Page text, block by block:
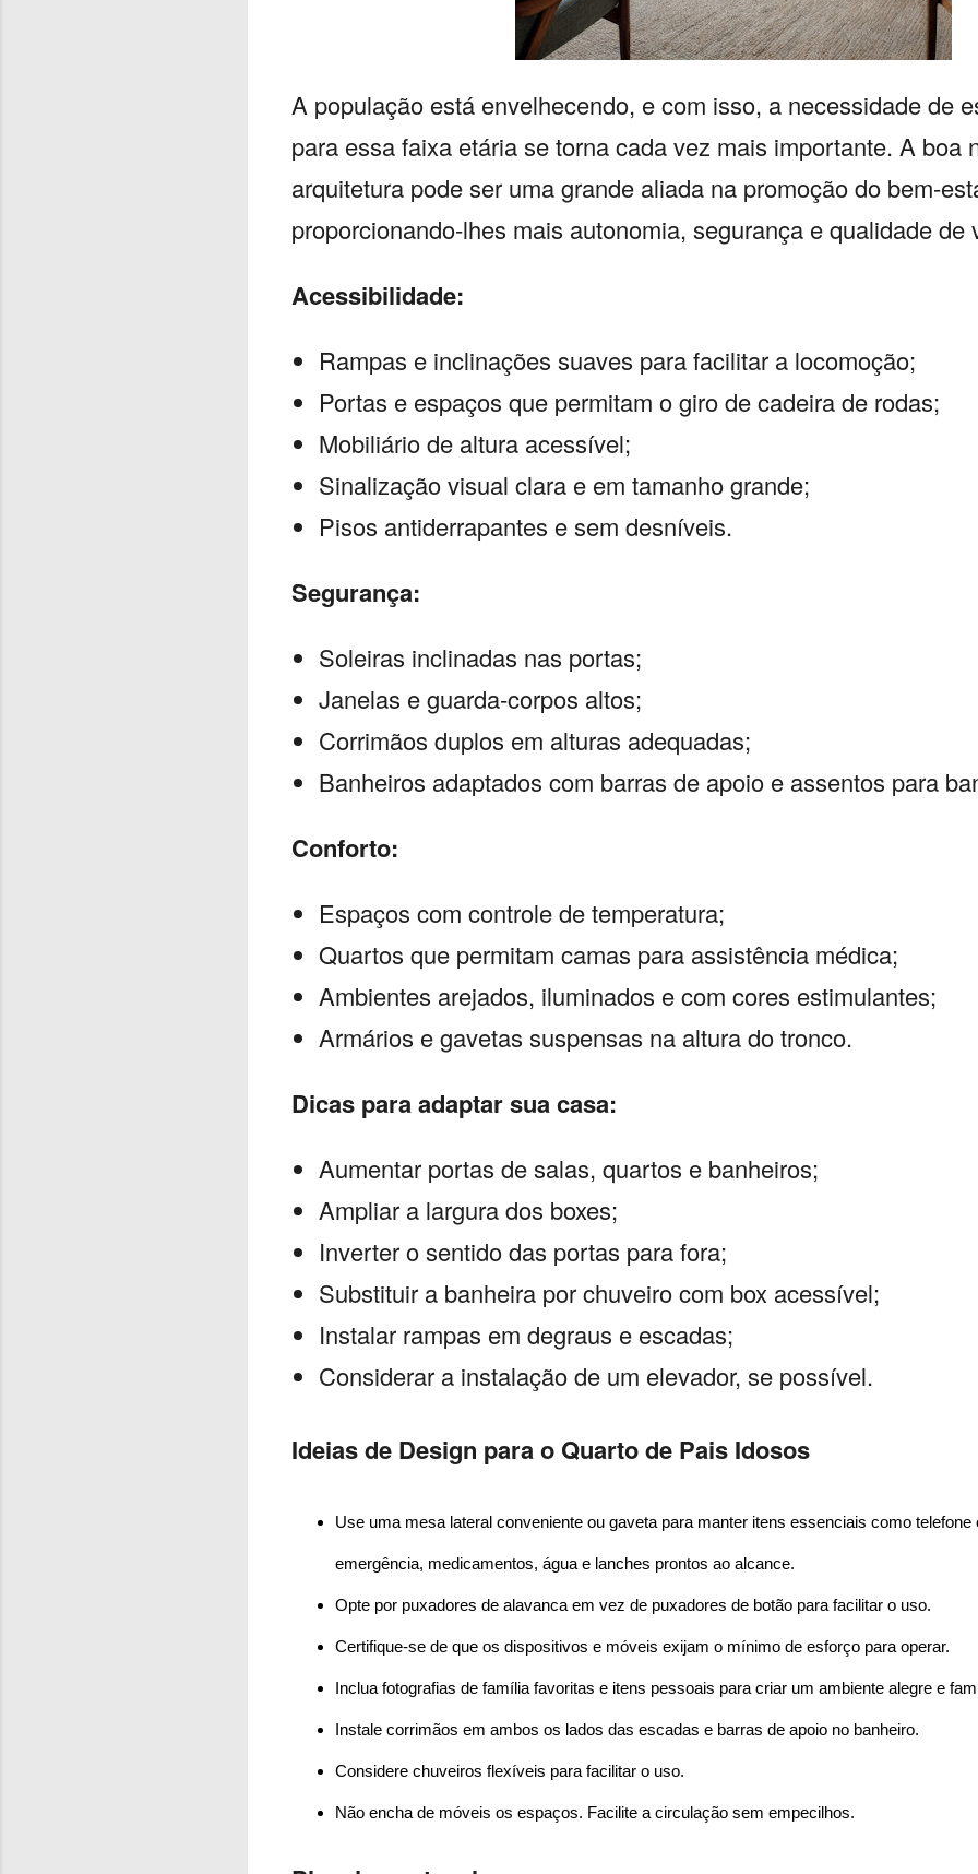
A população está envelhecendo, e com isso, a necessidade de
para essa faixa etária se torna cada vez mais importante. A boa
arquitetura pode ser uma grande aliada na promoção do bem-
proporcionando-lhes mais autonomia, segurança e qualidade de
Acessibilidade:
Rampas e inclinações suaves para facilitar a locomoção;
Portas e espaços que permitam o giro de cadeira de rodas;
Mobiliário de altura acessível;
Sinalização visual clara e em tamanho grande;
Pisos antiderrapantes e sem desníveis.
Segurança:
Soleiras inclinadas nas portas;
Janelas e guarda-corpos altos;
Corrimãos duplos em alturas adequadas;
Banheiros adaptados com barras de apoio e assentos para
Conforto:
Espaços com controle de temperatura;
Quartos que permitam camas para assistência médica;
Ambientes arejados, iluminados e com cores estimulantes;
Armários e gavetas suspensas na altura do tronco.
Dicas para adaptar sua casa:
Aumentar portas de salas, quartos e banheiros;
Ampliar a largura dos boxes;
Inverter o sentido das portas para fora;
Substituir a banheira por chuveiro com box acessível;
Instalar rampas em degraus e escadas;
Considerar a instalação de um elevador, se possível.
Ideias de Design para o Quarto de Pais Idosos
Use uma mesa lateral conveniente ou gaveta para manter itens essenciais como
emergência, medicamentos, água e lanches prontos ao alcance.
Opte por puxadores de alavanca em vez de puxadores de botão para facilitar o uso.
Certifique-se de que os dispositivos e móveis exijam o mínimo de esforço para operar.
Inclua fotografias de família favoritas e itens pessoais para criar um ambiente alegre e
Instale corrimãos em ambos os lados das escadas e barras de apoio no banheiro.
Considere chuveiros flexíveis para facilitar o uso.
Não encha de móveis os espaços. Facilite a circulação sem empecilhos.